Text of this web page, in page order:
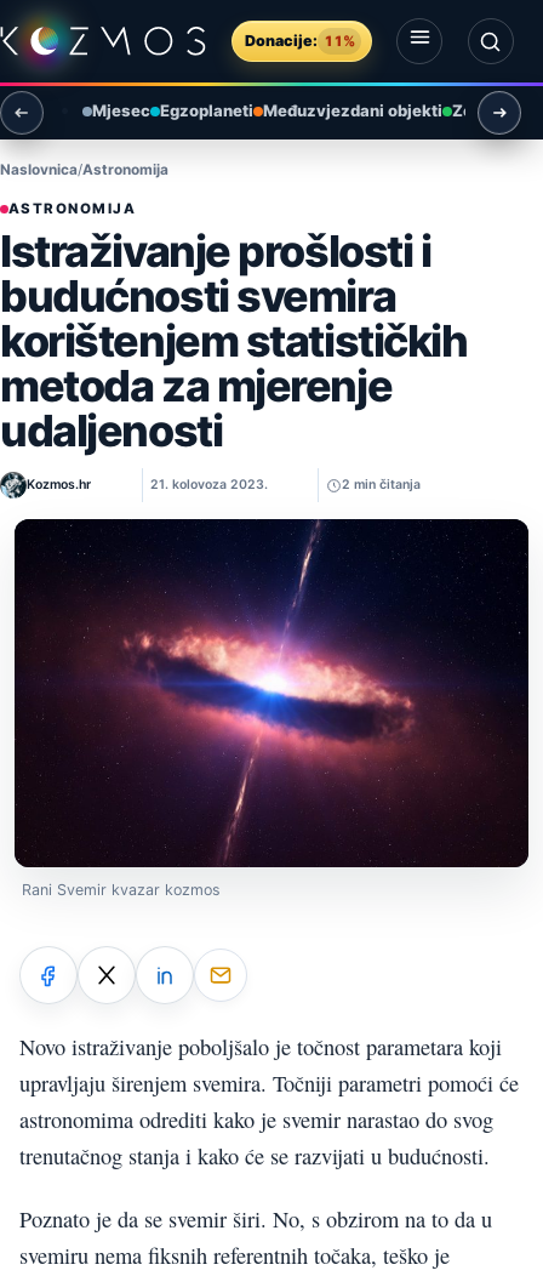
Preskoči na sadržaj
Donacije: 11%
Otvori izbornik
Otvori pretragu
Mjesec Egzoplaneti Međuzvjezdani objekti Zemlja i
Naslovnica Astronomija
ASTRONOMIJA
Istraživanje prošlosti i
budućnosti svemira
korištenjem statističkih
metoda za mjerenje
udaljenosti
Kozmos.hr 21. kolovoza 2023. 2 min čitanja
Rani Svemir kvazar kozmos
Novo istraživanje poboljšalo je točnost parametara koji
upravljaju širenjem svemira. Točniji parametri pomoći će
astronomima odrediti kako je svemir narastao do svog
trenutačnog stanja i kako će se razvijati u budućnosti.
Poznato je da se svemir širi. No, s obzirom na to da u
svemiru nema fiksnih referentnih točaka, teško je